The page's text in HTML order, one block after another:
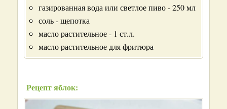
газированная вода или светлое пиво - 250 мл
соль - щепотка
масло растительное - 1 ст.л.
масло растительное для фритюра
Рецепт яблок: